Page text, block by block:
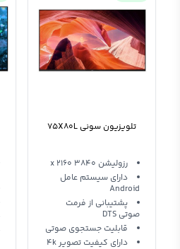
تلویزیون سونی 75X80L
رزولیشن 3840 x 2160
دارای سیستم عامل
Android
پشتیبانی از فرمت
صوتی DTS
قابلیت جستجوی صوتی
دارای کیفیت تصویر 4k